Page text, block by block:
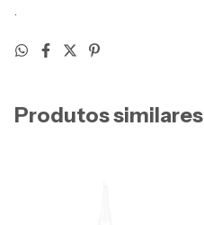
.
Produtos similares